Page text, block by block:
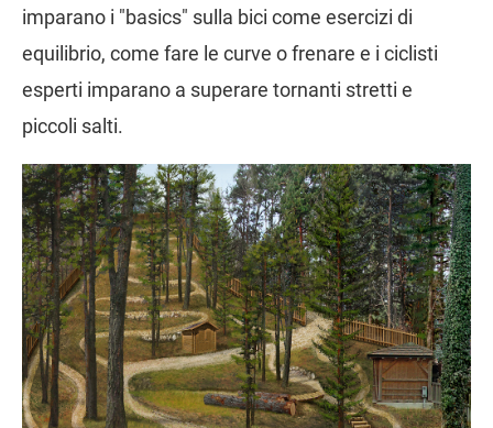
imparano i "basics" sulla bici come esercizi di
equilibrio, come fare le curve o frenare e i ciclisti
esperti imparano a superare tornanti stretti e
piccoli salti.